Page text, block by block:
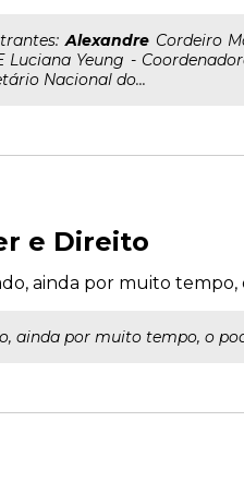
AlexandreCordeiro
Luciana Yeung -
Nacional do...
e Direito
ainda por muito
ainda por muito tempo, o